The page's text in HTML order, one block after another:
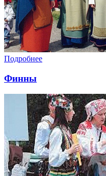
Подробнее
Финны